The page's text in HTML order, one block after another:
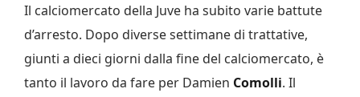
Il calciomercato della Juve ha subito varie battute
d’arresto. Dopo diverse settimane di trattative,
giunti a dieci giorni dalla fine del calciomercato, è
tanto il lavoro da fare per Damien Comolli. Il